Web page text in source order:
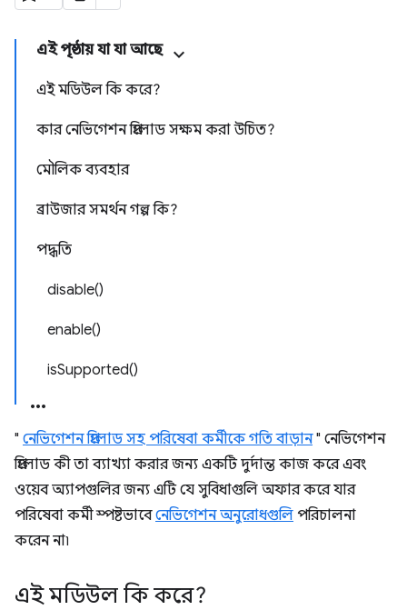
এই পৃষ্ঠায় যা যা আছে
এই মডিউল কি করে?
কার নেভিগেশন প্রিলোড সক্ষম করা উচিত?
মৌলিক ব্যবহার
ব্রাউজার সমর্থন গল্প কি?
পদ্ধতি
disable()
enable()
isSupported()
" নেভিগেশন প্রিলোড সহ পরিষেবা কর্মীকে গতি বাড়ান" নেভিগেশন
প্রিলোড কী তা ব্যাখ্যা করার জন্য একটি দুর্দান্ত কাজ করে এবং
ওয়েব অ্যাপগুলির জন্য এটি যে সুবিধাগুলি অফার করে যার
পরিষেবা কর্মী স্পষ্টভাবেনেভিগেশন অনুরোধগুলি পরিচালনা
করেন না৷
এই মডিউল কি করে?